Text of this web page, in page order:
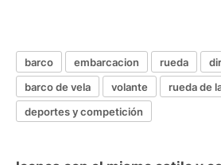
barco embarcacion rueda
barco de vela
volante
rueda de
deportes y competición